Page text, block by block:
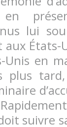
lui
États-
en
plus
suivre